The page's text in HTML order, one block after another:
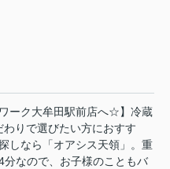
ーク大牟田駅前店へ☆】冷蔵
りで選びたい方におすす
しなら「オアシス天領」。重
なので、お子様のこともバ